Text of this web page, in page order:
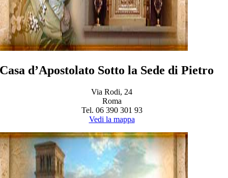
Casa d’Apostolato Sotto la Sede di Pietro
Via Rodi, 24
Roma
Tel. 06 390 301 93
Vedi la mappa